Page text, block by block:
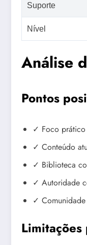
Suporte
Nível
Análise
Pontos
✓ Foco prático
✓ Conteúdo
✓ Biblioteca
✓ Autoridade
✓